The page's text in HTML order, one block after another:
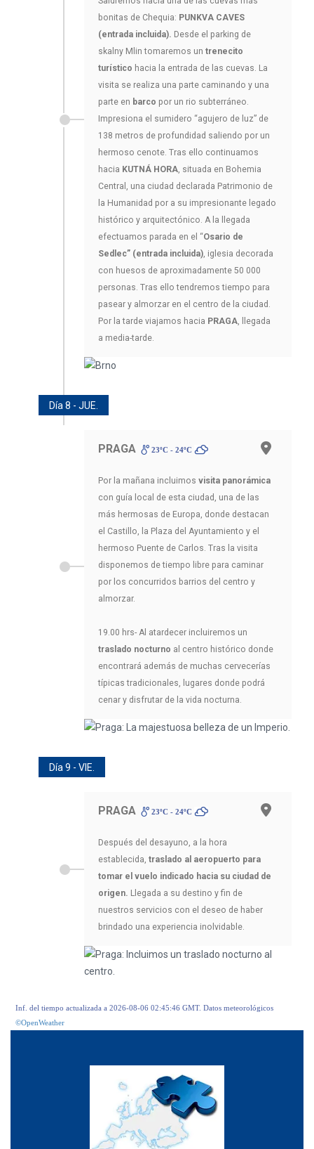
bonitas de Chequia: PUNKVA CAVES
(entrada incluida). Desde el parking de
skalny Mlin tomaremos un trenecito
turístico hacia la entrada de las cuevas. La
visita se realiza una parte caminando y una
parte en barco por un rio subterráneo.
Impresiona el sumidero “agujero de luz” de
138 metros de profundidad saliendo por un
hermoso cenote. Tras ello continuamos
hacia KUTNÁ HORA , situada en Bohemia
Central, una ciudad declarada Patrimonio de
la Humanidad por a su impresionante legado
histórico y arquitectónico. A la llegada
efectuamos parada en el “Osario de
Sedlec” (entrada incluida) , iglesia decorada
con huesos de aproximadamente 50 000
personas. Tras ello tendremos tiempo para
pasear y almorzar en el centro de la ciudad.
Por la tarde viajamos hacia PRAGA , llegada
a media-tarde.
Día 8 - JUE.
PRAGA 23ºC - 24ºC
Por la mañana incluimos visita panorámica
con guía local de esta ciudad, una de las
más hermosas de Europa, donde destacan
el Castillo, la Plaza del Ayuntamiento y el
hermoso Puente de Carlos. Tras la visita
disponemos de tiempo libre para caminar
por los concurridos barrios del centro y
almorzar.
19.00 hrs- Al atardecer incluiremos un
traslado nocturno al centro histórico donde
encontrará además de muchas cervecerías
típicas tradicionales, lugares donde podrá
cenar y disfrutar de la vida nocturna.
Día 9 - VIE.
PRAGA 23ºC - 24ºC
Después del desayuno, a la hora
establecida, traslado al aeropuerto para
tomar el vuelo indicado hacia su ciudad de
origen. Llegada a su destino y fin de
nuestros servicios con el deseo de haber
brindado una experiencia inolvidable.
Inf. del tiempo actualizada a 2026-08-06 02:45:46 GMT. Datos meteorológicos
©OpenWeather